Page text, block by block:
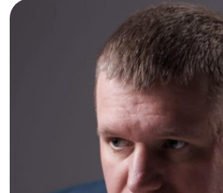
Роман Валерьевич
Действующий Арбитражный